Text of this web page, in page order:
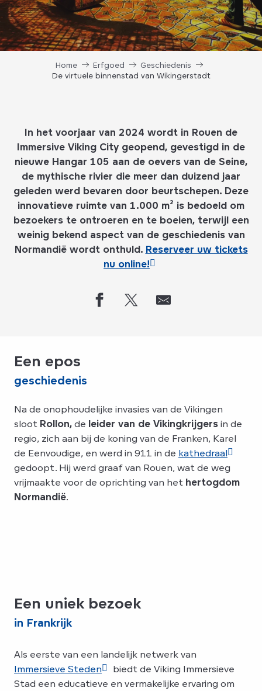
Home Erfgoed
Geschiedenis
De virtuele binnenstad van Wikingerstadt
In het voorjaar van 2024 wordt in Rouen de
Immersive Viking City geopend, gevestigd in de
nieuwe Hangar 105 aan de oevers van de Seine,
de mythische rivier die meer dan duizend jaar
geleden werd bevaren door beurtschepen. Deze
innovatieve ruimte van 1.000 m² is bedoeld om
bezoekers te ontroeren en te boeien, terwijl een
weinig bekend aspect van de geschiedenis van
Normandië wordt onthuld. Reserveer uw tickets
nu online!
Een epos
geschiedenis
Na de onophoudelijke invasies van de Vikingen
sloot Rollon, de leider van de Vikingkrijgers in de
regio, zich aan bij de koning van de Franken, Karel
de Eenvoudige, en werd in 911 in de kathedraal
gedoopt. Hij werd graaf van Rouen, wat de weg
vrijmaakte voor de oprichting van het hertogdom
Normandië.
Een uniek bezoek
in Frankrijk
Als eerste van een landelijk netwerk van
Immersieve Steden
biedt de Viking Immersieve
Stad een educatieve en vermakelijke ervaring om